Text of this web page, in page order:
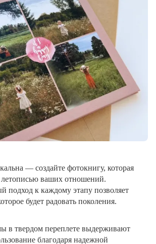
— создайте фотокнигу, которая
летописью ваших отношений.
подход к каждому этапу позволяет
будет радовать поколения.
в твердом переплете выдерживают
благодаря надежной